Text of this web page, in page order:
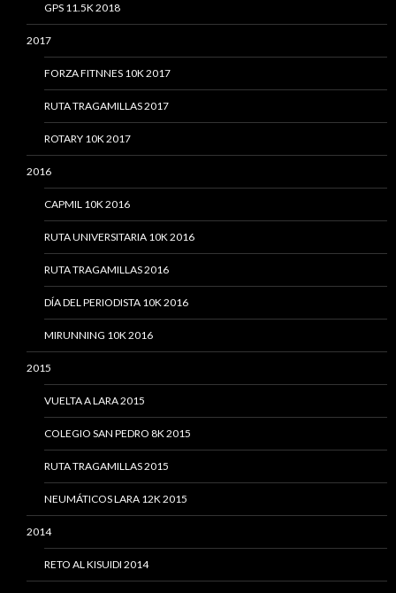
GPS 11.5K 2018
2017
FORZA FITNNES 10K 2017
RUTA TRAGAMILLAS 2017
ROTARY 10K 2017
2016
CAPMIL 10K 2016
RUTA UNIVERSITARIA 10K 2016
RUTA TRAGAMILLAS 2016
DÍA DEL PERIODISTA 10K 2016
MIRUNNING 10K 2016
2015
VUELTA A LARA 2015
COLEGIO SAN PEDRO 8K 2015
RUTA TRAGAMILLAS 2015
NEUMÁTICOS LARA 12K 2015
2014
RETO AL KISUIDI 2014